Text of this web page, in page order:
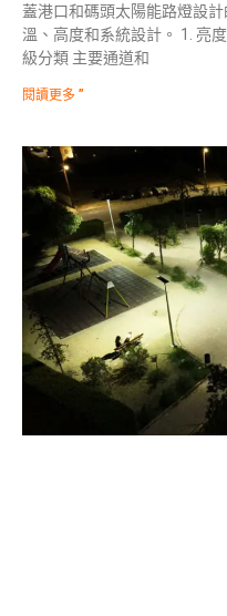
蓋港口和碼頭太陽能路燈設
溫、高度和系統設計。 1. 亮
級分類 主要通道和
閱讀更多 ”